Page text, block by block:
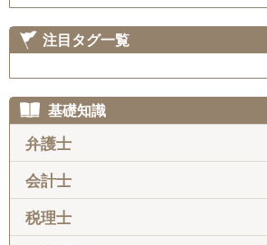
注目タグ一覧
基礎知識
弁護士
会計士
税理士